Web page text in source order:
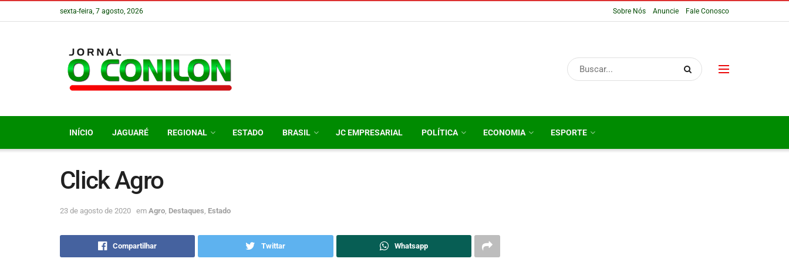
sexta-feira, 7 agosto, 2026 Sobre Nós Anuncie Fale Conosco
INÍCIO JAGUARÉ REGIONAL ESTADO BRASIL JC EMPRESARIAL POLÍTICA ECONOMIA ESPORTE
Click Agro
23 de agosto de 2020 em Agro Destaques Estado
Compartilhar Twittar Whatsapp